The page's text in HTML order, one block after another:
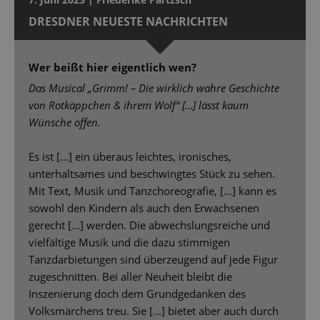
DRESDNER NEUESTE NACHRICHTEN
Wer beißt hier eigentlich wen?
Das Musical „Grimm! – Die wirklich wahre Geschichte
von Rotkäppchen & ihrem Wolf“ […] lässt kaum
Wünsche offen.
Es ist […] ein überaus leichtes, ironisches,
unterhaltsames und beschwingtes Stück zu sehen.
Mit Text, Musik und Tanzchoreografie, […] kann es
sowohl den Kindern als auch den Erwachsenen
gerecht […] werden. Die abwechslungsreiche und
vielfältige Musik und die dazu stimmigen
Tanzdarbietungen sind überzeugend auf jede Figur
zugeschnitten. Bei aller Neuheit bleibt die
Inszenierung doch dem Grundgedanken des
Volksmärchens treu. Sie […] bietet aber auch durch